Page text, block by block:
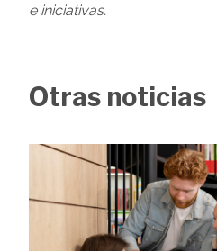
e iniciativas.
Otras noticias
Image